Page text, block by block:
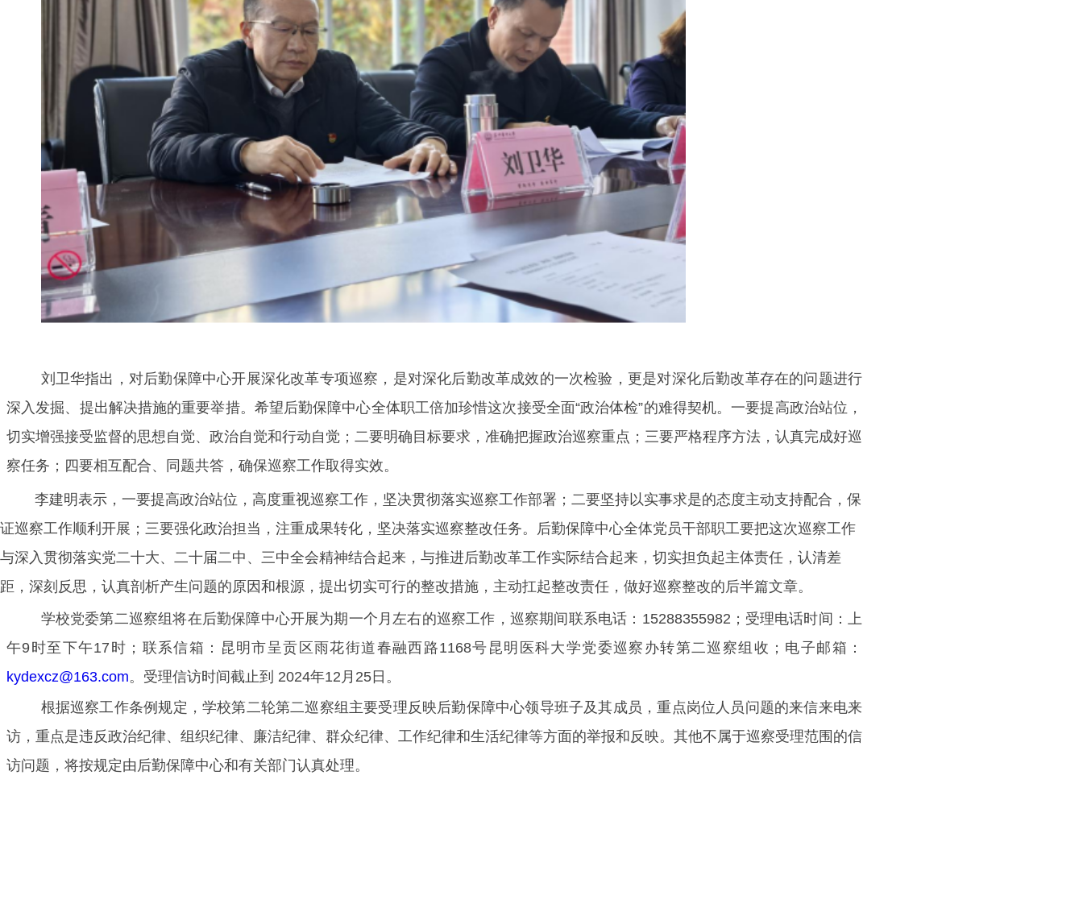
刘卫华指出，对后勤保障中心开展深化改革专项巡察，是对深化后勤改革成效的一次检验，更是对深化后勤改革存在的问题进行
深入发掘、提出解决措施的重要举措。希望后勤保障中心全体职工倍加珍惜这次接受全面“政治体检”的难得契机。一要提高政治站位，
切实增强接受监督的思想自觉、政治自觉和行动自觉；二要明确目标要求，准确把握政治巡察重点；三要严格程序方法，认真完成好巡
察任务；四要相互配合、同题共答，确保巡察工作取得实效。
李建明表示，一要提高政治站位，高度重视巡察工作，坚决贯彻落实巡察工作部署；二要坚持以实事求是的态度主动支持配合，保
证巡察工作顺利开展；三要强化政治担当，注重成果转化，坚决落实巡察整改任务。后勤保障中心全体党员干部职工要把这次巡察工作
与深入贯彻落实党二十大、二十届二中、三中全会精神结合起来，与推进后勤改革工作实际结合起来，切实担负起主体责任，认清差
距，深刻反思，认真剖析产生问题的原因和根源，提出切实可行的整改措施，主动扛起整改责任，做好巡察整改的后半篇文章。
学校党委第二巡察组将在后勤保障中心开展为期一个月左右的巡察工作，巡察期间联系电话： 15288355982；受理电话时间：上
午9时至下午17时；联系信箱：昆明市呈贡区雨花街道春融西路1168号昆明医科大学党委巡察办转第二巡察组收；电子邮箱：
kydexcz@163.com。受理信访时间截止到 2024年12月25日。
根据巡察工作条例规定，学校第二轮第二巡察组主要受理反映后勤保障中心领导班子及其成员，重点岗位人员问题的来信来电来
访，重点是违反政治纪律、组织纪律、廉洁纪律、群众纪律、工作纪律和生活纪律等方面的举报和反映。其他不属于巡察受理范围的信
访问题，将按规定由后勤保障中心和有关部门认真处理。